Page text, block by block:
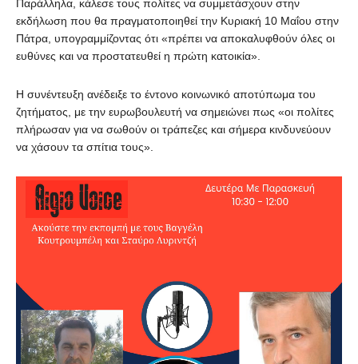
Παράλληλα, κάλεσε τους πολίτες να συμμετάσχουν στην
εκδήλωση που θα πραγματοποιηθεί την Κυριακή 10 Μαΐου στην
Πάτρα, υπογραμμίζοντας ότι «πρέπει να αποκαλυφθούν όλες οι
ευθύνες και να προστατευθεί η πρώτη κατοικία».
Η συνέντευξη ανέδειξε το έντονο κοινωνικό αποτύπωμα του
ζητήματος, με την ευρωβουλευτή να σημειώνει πως «οι πολίτες
πλήρωσαν για να σωθούν οι τράπεζες και σήμερα κινδυνεύουν
να χάσουν τα σπίτια τους».